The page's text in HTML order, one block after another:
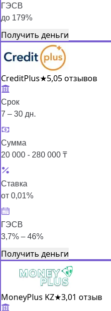
ГЭСВ
до 179%
Получить деньги
CreditPlus★5,05 отзывов
Срок
7 – 30 дн.
Сумма
20 000 - 280 000 ₸
Ставка
от 0,01%
ГЭСВ
3,7% – 46%
Получить деньги
MoneyPlus KZ★3,01 отзыв